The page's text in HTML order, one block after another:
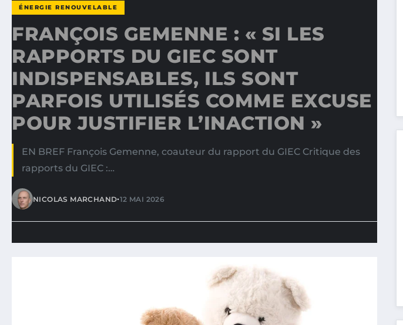
ÉNERGIE RENOUVELABLE
FRANÇOIS GEMENNE : « SI LES
RAPPORTS DU GIEC SONT
INDISPENSABLES, ILS SONT
PARFOIS UTILISÉS COMME EXCUSE
POUR JUSTIFIER L’INACTION »
EN BREF François Gemenne, coauteur du rapport du GIEC Critique des
rapports du GIEC :…
NICOLAS MARCHAND•12 MAI 2026